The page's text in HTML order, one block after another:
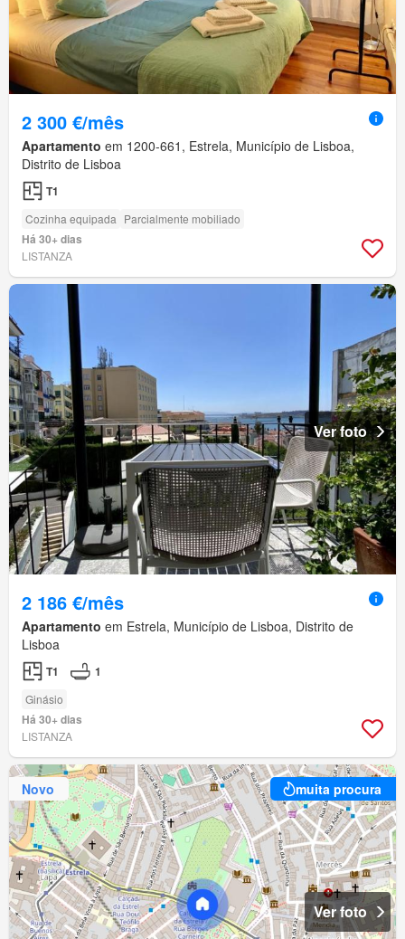
2 300 €/mês
Apartamento em 1200-661, Estrela, Município de Lisboa,
Distrito de Lisboa
T1
Cozinha equipada Parcialmente mobiliado
Há 30+ dias
LISTANZA
Ver foto
2 186 €/mês
Apartamento em Estrela, Município de Lisboa, Distrito de
Lisboa
T1 1
Ginásio
Há 30+ dias
LISTANZA
Novo muita procura
Ver foto